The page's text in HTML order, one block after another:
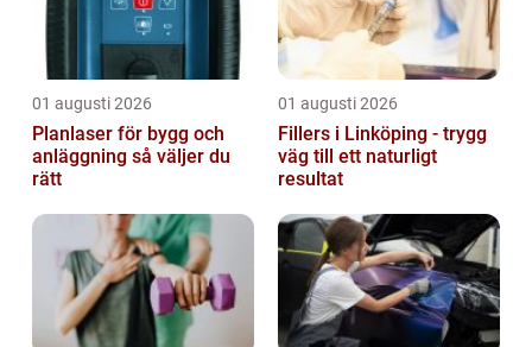
01 augusti 2026
Planlaser för bygg och
anläggning så väljer du
rätt
01 augusti 2026
Fillers i Linköping - trygg
väg till ett naturligt
resultat